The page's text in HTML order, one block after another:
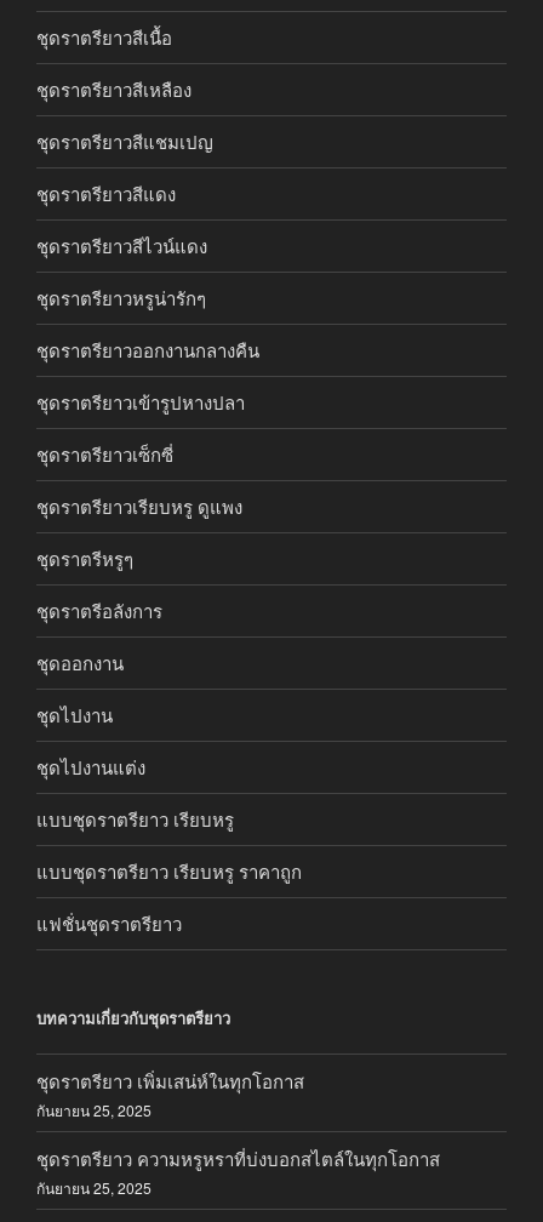
ชุดราตรียาวสีเนื้อ
ชุดราตรียาวสีเหลือง
ชุดราตรียาวสีแชมเปญ
ชุดราตรียาวสีแดง
ชุดราตรียาวสีไวน์แดง
ชุดราตรียาวหรูน่ารักๆ
ชุดราตรียาวออกงานกลางคืน
ชุดราตรียาวเข้ารูปหางปลา
ชุดราตรียาวเซ็กซี่
ชุดราตรียาวเรียบหรู ดูแพง
ชุดราตรีหรูๆ
ชุดราตรีอลังการ
ชุดออกงาน
ชุดไปงาน
ชุดไปงานแต่ง
แบบชุดราตรียาว เรียบหรู
แบบชุดราตรียาว เรียบหรู ราคาถูก
แฟชั่นชุดราตรียาว
บทความเกี่ยวกับชุดราตรียาว
ชุดราตรียาว เพิ่มเสน่ห์ในทุกโอกาส
กันยายน 25, 2025
ชุดราตรียาว ความหรูหราที่บ่งบอกสไตล์ในทุกโอกาส
กันยายน 25, 2025